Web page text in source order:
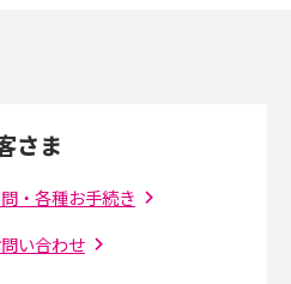
法ごとの影響や復活・復元する方法も
ト・デメリット、利用までの流れを解説
さま
・各種お手続き
い合わせ